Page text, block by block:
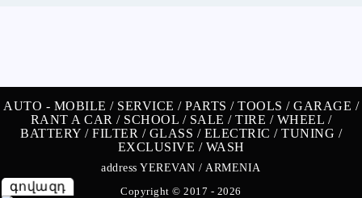
գովազդ
AUTO - MOBILE / SERVICE / PARTS / TOOLS / GARAGE /
RANT A CAR / SCHOOL / SALE /TIRE / WHEEL /
BATTERY / FILTER / GLASS / ELECTRIC / TUNING /
EXCLUSIVE / WASH
address YEREVAN / ARMENIA
Copyright © 2017 - 2026